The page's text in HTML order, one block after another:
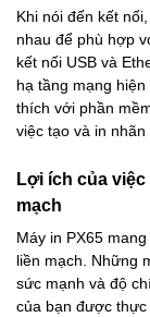
Khi nói đến kết
nhau để phù hợp
kết nối USB và
hạ tầng mạng
thích với phần
việc tạo và in nhãn
Lợi ích của
mạch
Máy in PX65
liền mạch. Những
sức mạnh và độ
của bạn được